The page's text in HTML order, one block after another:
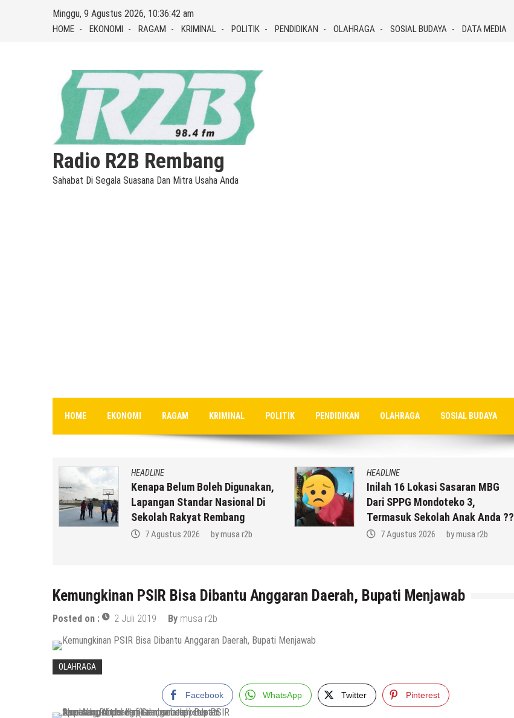
Minggu, 9 Agustus 2026, 10:36:43 am
HOME EKONOMI RAGAM KRIMINAL POLITIK PENDIDIKAN OLAHRAGA SOSIAL BUDAYA DATA MEDIA
Radio R2B Rembang
Sahabat Di Segala Suasana Dan Mitra Usaha Anda
HOME EKONOMI RAGAM KRIMINAL POLITIK PENDIDIKAN OLAHRAGA SOSIAL BUDAYA
HEADLINE
Kenapa Belum Boleh Digunakan,
Lapangan Standar Nasional Di
Sekolah Rakyat Rembang
7 Agustus 2026 bymusa r2b
HEADLINE
Inilah 16 Lokasi Sasaran MBG
Dari SPPG Mondoteko 3,
Termasuk Sekolah Anak Anda ??
7 Agustus 2026 bymusa r2b
Kemungkinan PSIR Bisa Dibantu Anggaran Daerah, Bupati Menjawab
Posted on : 2 Juli 2019 By musa r2b
OLAHRAGA
Facebook WhatsApp Twitter Pinterest